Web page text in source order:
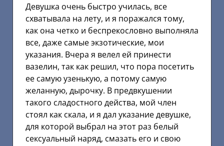
Девушка очень быстро училась, все
схватывала на лету, и я поражался тому,
как она четко и беспрекословно выполняла
все, даже самые экзотические, мои
указания. Вчера я велел ей принести
вазелин, так как решил, что пора посетить
ее самую узенькую, а потому самую
желанную, дырочку. В предвкушении
такого сладостного действа, мой член
стоял как скала, и я дал указание девушке,
для которой выбрал на этот раз белый
сексуальный наряд, смазать его и свою